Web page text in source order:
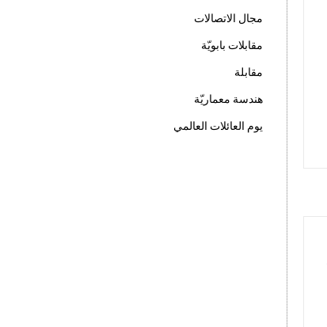
مجال الاتصالات
مقابلات بابويّة
مقابلة
هندسة معماريّة
يوم العائلات العالمي